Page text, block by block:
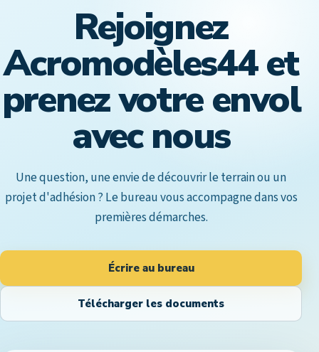
Rejoignez
Acromodèles44 et
prenez votre envol
avec nous
Une question, une envie de découvrir le terrain ou un
projet d'adhésion ? Le bureau vous accompagne dans vos
premières démarches.
Écrire au bureau
Télécharger les documents